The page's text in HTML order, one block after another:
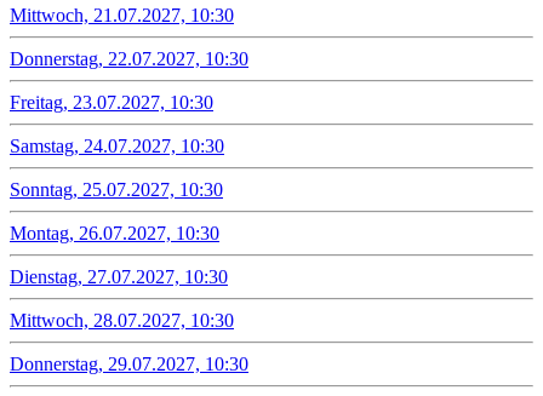
Mittwoch, 21.07.2027, 10:30
Donnerstag, 22.07.2027, 10:30
Freitag, 23.07.2027, 10:30
Samstag, 24.07.2027, 10:30
Sonntag, 25.07.2027, 10:30
Montag, 26.07.2027, 10:30
Dienstag, 27.07.2027, 10:30
Mittwoch, 28.07.2027, 10:30
Donnerstag, 29.07.2027, 10:30